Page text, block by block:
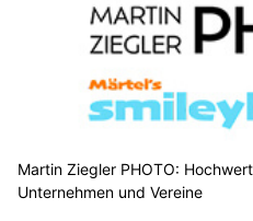
Martin Ziegler PHOTO:
Unternehmen und Vereine